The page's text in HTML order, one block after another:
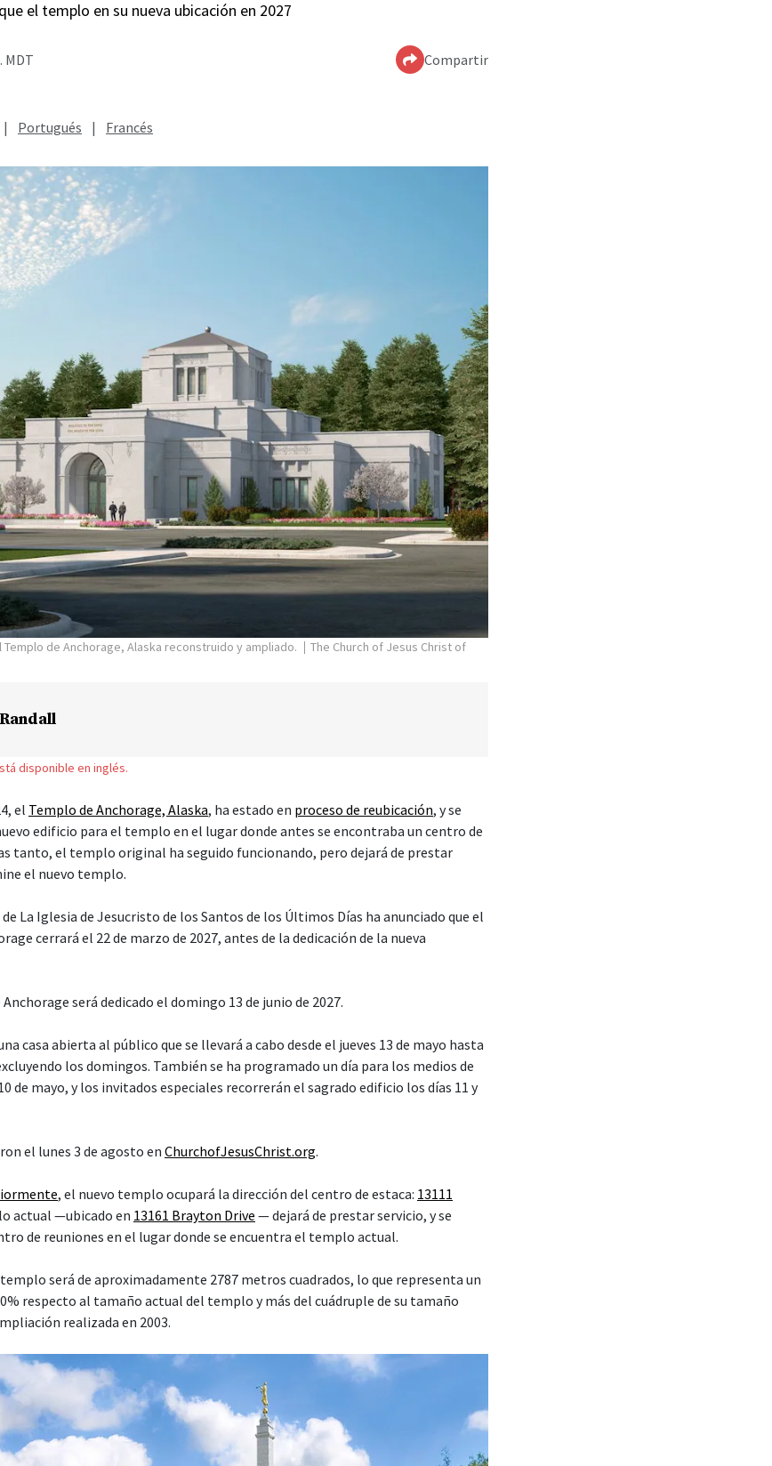
el templo en su nueva ubicación en 2027
MDT Compartir
| Portugués | Francés
de Anchorage, Alaska reconstruido y ampliado.
The Church of Jesus Christ of
disponible en inglés.
el Templo de Anchorage, Alaska, ha estado en proceso de reubicación, y se
edificio para el templo en el lugar donde antes se encontraba un centro de
tanto, el templo original ha seguido funcionando, pero dejará de prestar
el nuevo templo.
La Iglesia de Jesucristo de los Santos de los Últimos Días ha anunciado que el
cerrará el 22 de marzo de 2027, antes de la dedicación de la nueva
será dedicado el domingo 13 de junio de 2027.
casa abierta al público que se llevará a cabo desde el jueves 13 de mayo hasta
los domingos. También se ha programado un día para los medios de
de mayo, y los invitados especiales recorrerán el sagrado edificio los días 11 y
el lunes 3 de agosto enChurchofJesusChrist.org.
, el nuevo templo ocupará la dirección del centro de estaca: 13111
actual —ubicado en 13161 Brayton Drive — dejará de prestar servicio, y se
de reuniones en el lugar donde se encuentra el templo actual.
será de aproximadamente 2787 metros cuadrados, lo que representa un
respecto al tamaño actual del templo y más del cuádruple de su tamaño
realizada en 2003.